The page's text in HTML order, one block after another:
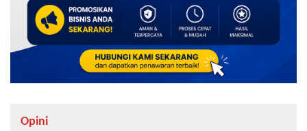
Opini